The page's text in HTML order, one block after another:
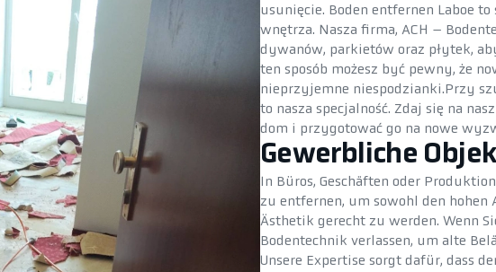
usunięcie. Boden entfernen Laboe
wnętrza. Nasza firma, ACH –
dywanów, parkietów oraz płytek,
ten sposób możesz być pewny, że
nieprzyjemne niespodzianki.Przy
to nasza specjalność. Zdaj się na
dom i przygotować go na nowe
Gewerbliche
In Büros, Geschäften oder
zu entfernen, um sowohl den hohen
Ästhetik gerecht zu werden. Wenn
Bodentechnik verlassen, um alte
Unsere Expertise sorgt dafür, dass